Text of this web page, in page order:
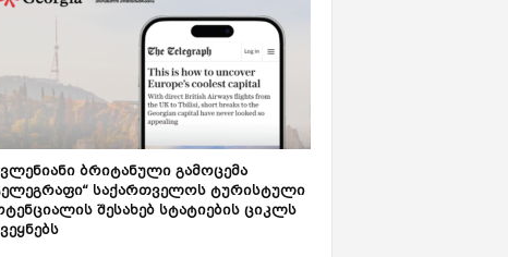
ბრიტანული გამოცემა
საქართველოს ტურისტული
შესახებ სტატიების ციკლს